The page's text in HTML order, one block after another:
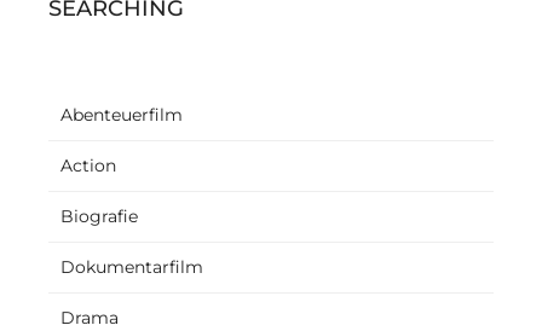
SEARCHING
Abenteuerfilm
Action
Biografie
Dokumentarfilm
Drama